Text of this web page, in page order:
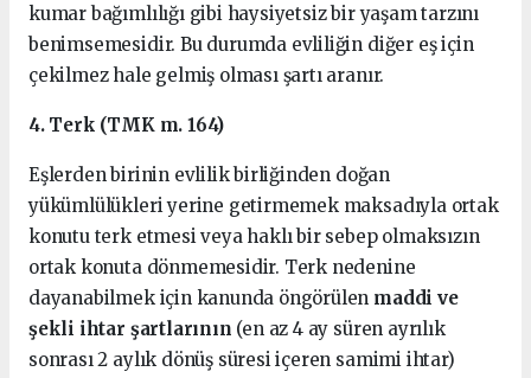
kumar bağımlılığı gibi haysiyetsiz bir yaşam tarzını
benimsemesidir. Bu durumda evliliğin diğer eş için
çekilmez hale gelmiş olması şartı aranır.
4. Terk (TMK m. 164)
Eşlerden birinin evlilik birliğinden doğan
yükümlülükleri yerine getirmemek maksadıyla ortak
konutu terk etmesi veya haklı bir sebep olmaksızın
ortak konuta dönmemesidir. Terk nedenine
dayanabilmek için kanunda öngörülen maddi ve
şekli ihtar şartlarının (en az 4 ay süren ayrılık
sonrası 2 aylık dönüş süresi içeren samimi ihtar)